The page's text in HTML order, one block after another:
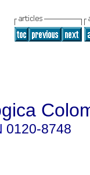
0120-8748